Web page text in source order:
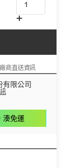
商直送資訊
有限公司
湊免運